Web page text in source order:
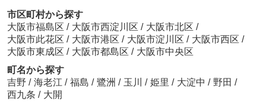
市区町村から探す
大阪市福島区 / 大阪市西淀川区 / 大阪市北区 /
大阪市此花区 / 大阪市港区 / 大阪市淀川区 / 大阪市西区 /
大阪市東成区 / 大阪市都島区 / 大阪市中央区
町名から探す
吉野 / 海老江 / 福島 / 鷺洲 / 玉川 / 姫里 / 大淀中 / 野田 /
西九条 / 大開